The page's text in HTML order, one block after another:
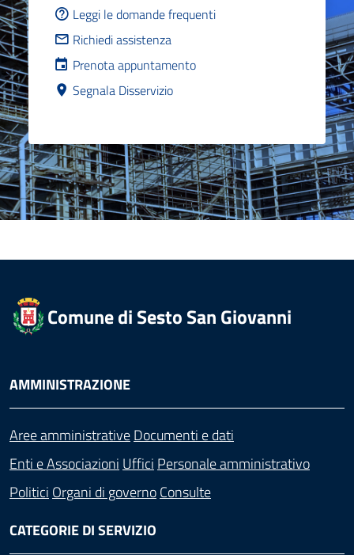
Leggi le domande frequenti
Richiedi assistenza
Prenota appuntamento
Segnala Disservizio
Comune di Sesto San Giovanni
AMMINISTRAZIONE
Aree amministrativeDocumenti e dati
Enti e Associazioni Uffici Personale amministrativo
Politici Organi di governoConsulte
CATEGORIE DI SERVIZIO